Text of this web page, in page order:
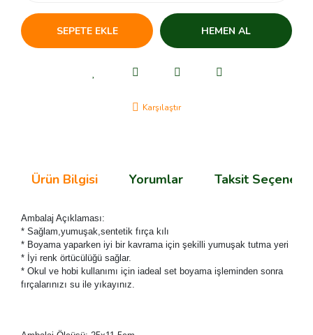
SEPETE EKLE HEMEN AL
Karşılaştır
Ürün Bilgisi Yorumlar Taksit
Ambalaj Açıklaması:
* Sağlam,yumuşak,sentetik fırça kılı
* Boyama yaparken iyi bir kavrama için şekilli yumuşak tutma yeri
* İyi renk örtücülüğü sağlar.
* Okul ve hobi kullanımı için iadeal set boyama işleminden sonra
fırçalarınızı su ile yıkayınız.